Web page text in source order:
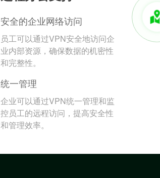
安全的企业网络访问
员工可以通过VPN安全地访问企
业内部资源，确保数据的机密性
和完整性。
统一管理
企业可以通过VPN统一管理和监
控员工的远程访问，提高安全性
和管理效率。